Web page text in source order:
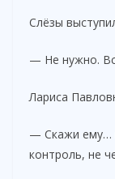
Слёзы
— Не нужно.
Лариса
— Скажи ему…
контроль, не